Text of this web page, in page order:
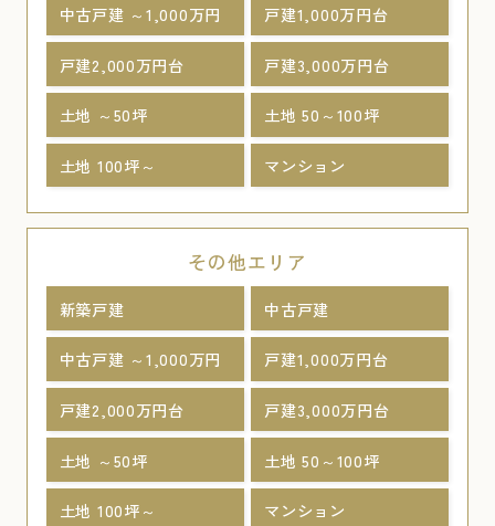
中古戸建 ～1,000万円 戸建1,000万円台
戸建2,000万円台 戸建3,000万円台
土地 ～50坪 土地 50～100坪
土地 100坪～ マンション
その他エリア
新築戸建 中古戸建
中古戸建 ～1,000万円 戸建1,000万円台
戸建2,000万円台 戸建3,000万円台
土地 ～50坪 土地 50～100坪
土地 100坪～ マンション